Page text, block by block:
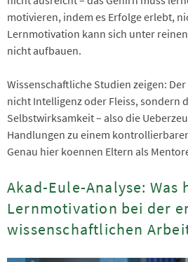
motivieren, indem es Erfolge erlebt,
Lernmotivation kann sich unter
nicht aufbauen.
Wissenschaftliche Studien zeigen:
nicht Intelligenz oder Fleiss, sondern
Selbstwirksamkeit – also die
Handlungen zu einem
Genau hier koennen Eltern als
Akad-Eule-Analyse: Was
Lernmotivation bei der
wissenschaftlichen